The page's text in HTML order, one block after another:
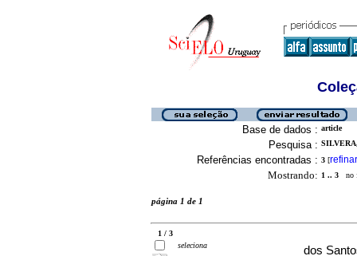
Base de dados : article
Pesquisa :
Referências encontradas : 3 [refinar
Mostrando: 1 .. 3 no
página 1 de 1
1 / 3
seleciona
dos